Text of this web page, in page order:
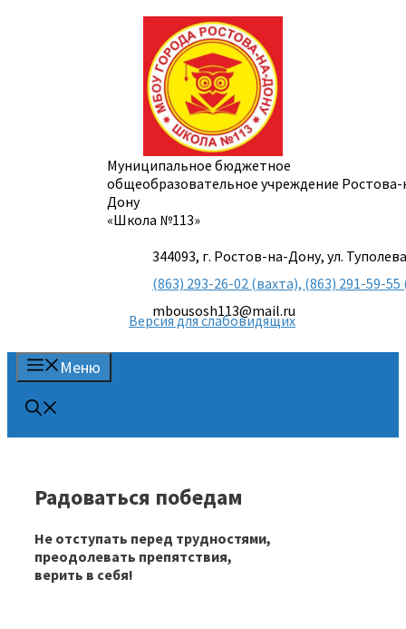
Муниципальное бюджетное
общеобразовательное учреждение
Дону
«Школа №113»
344093, г. Ростов-на-Дону, ул.
(863) 293-26-02 (вахта), (863) 291-59-
mbousosh113@mail.ru
Версия для слабовидящих
Меню
Радоваться победам
Не отступать перед трудностями,
преодолевать препятствия,
верить в себя!